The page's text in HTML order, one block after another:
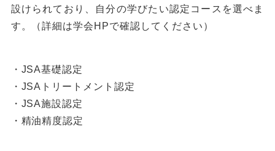
設けられており、自分の学びたい認定コースを選べま
す。（詳細は学会HPで確認してください）
・JSA基礎認定
・JSAトリートメント認定
・JSA施設認定
・精油精度認定